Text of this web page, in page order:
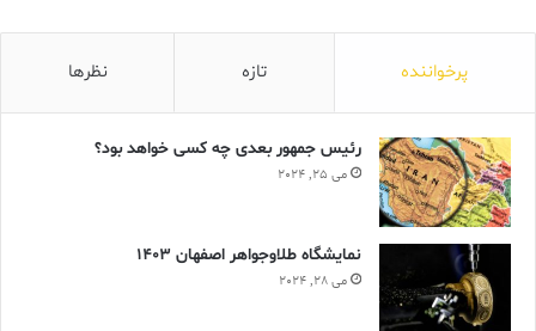
پرخواننده تازه نظرها
رئیس جمهور بعدی چه کسی خواهد بود؟
می 25, 2024
نمایشگاه طلاوجواهر اصفهان 1403
می 28, 2024